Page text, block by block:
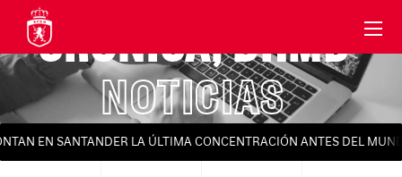
CRÓNICA,DHMB
NOTICIAS
EN SANTANDER LA ÚLTIMA CONCENTRACIÓN ANTES DEL